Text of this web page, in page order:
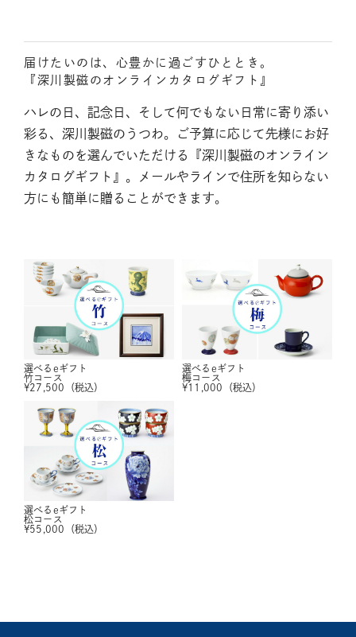
届けたいのは、心豊かに過ごすひととき。
『深川製磁のオンラインカタログギフト』
ハレの日、記念日、そして何でもない日常に寄り添い
彩る、深川製磁のうつわ。ご予算に応じて先様にお好
きなものを選んでいただける『深川製磁のオンライン
カタログギフト』。メールやラインで住所を知らない
方にも簡単に贈ることができます。
選べるeギフト
竹コース
¥27,500 （税込）
選べるeギフト
梅コース
¥11,000 （税込）
選べるeギフト
松コース
¥55,000 （税込）